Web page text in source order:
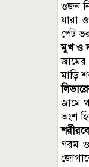
ওজন
যারা
পেট
মুখ ও
মাড়ি
জামে
অংশ
গরম ও